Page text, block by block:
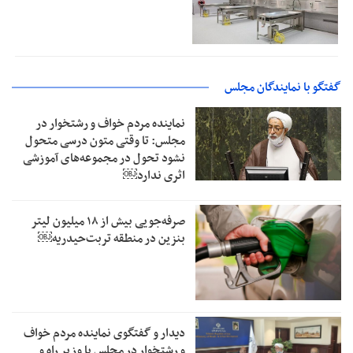
گفتگو با نمایندگان مجلس
نماینده مردم خواف و رشتخوار در
مجلس: تا وقتی متون درسی متحول
نشود تحول در مجموعه‌های آموزشی
اثری ندارد￼
صرفه‌جویی بیش از ۱۸ میلیون لیتر
بنزین در منطقه تربت‌حیدریه￼
دیدار و گفتگوی نماینده مردم خواف